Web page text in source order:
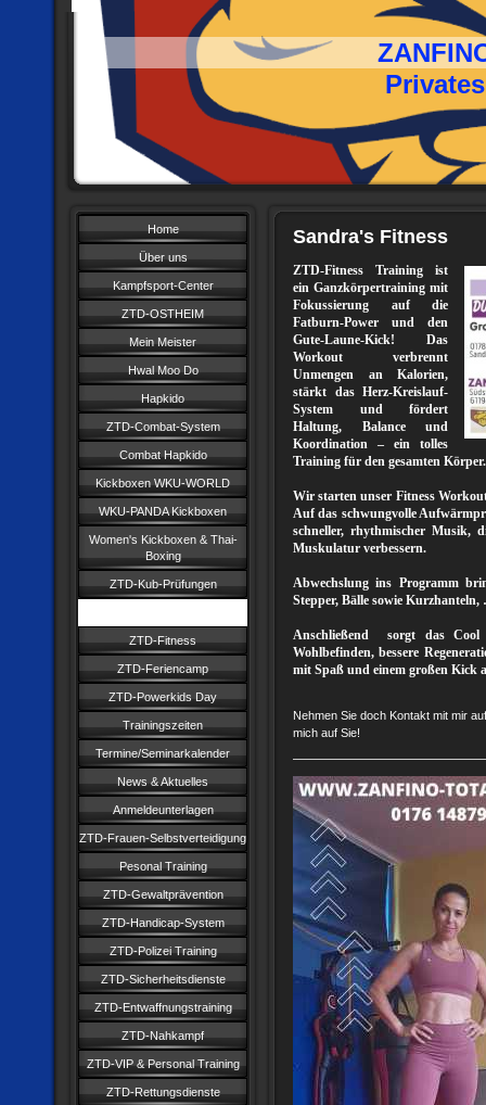
ZANFINO
Privates
Home
Über uns
Kampfsport-Center
ZTD-OSTHEIM
Mein Meister
Hwal Moo Do
Hapkido
ZTD-Combat-System
Combat Hapkido
Kickboxen WKU-WORLD
WKU-PANDA Kickboxen
Women's Kickboxen & Thai-
Boxing
ZTD-Kub-Prüfungen
ZTD-Fitness
ZTD-Feriencamp
ZTD-Powerkids Day
Trainingszeiten
Termine/Seminarkalender
News & Aktuelles
Anmeldeunterlagen
ZTD-Frauen-Selbstverteidigung
Pesonal Training
ZTD-Gewaltprävention
ZTD-Handicap-System
ZTD-Polizei Training
ZTD-Sicherheitsdienste
ZTD-Entwaffnungstraining
ZTD-Nahkampf
ZTD-VIP & Personal Training
ZTD-Rettungsdienste
Sandra's Fitness
ZTD-Fitness Training ist
ein Ganzkörpertraining mit
Fokussierung auf die
Fatburn-Power und den
Gute-Laune-Kick! Das
Workout verbrennt
Unmengen an Kalorien,
stärkt das Herz-Kreislauf-
System und fördert
Haltung, Balance und
Koordination – ein tolles
Training für den gesamten Körper.
Wir starten unser Fitness
Auf das schwungvolle
schneller, rhythmischer Musik,
Muskulatur verbessern.
Abwechslung ins Programm
Stepper, Bälle sowie
Anschließend sorgt das Cool
Wohlbefinden, bessere
mit Spaß und einem großen Kick
Nehmen Sie doch Kontakt mit mir
mich auf Sie!